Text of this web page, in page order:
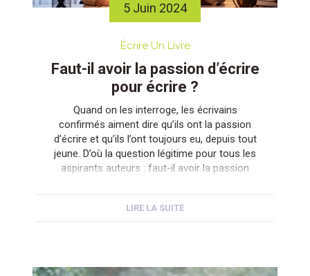
5 Juin 2024
Écrire Un Livre
Faut-il avoir la passion d’écrire
pour écrire ?
Quand on les interroge, les écrivains
confirmés aiment dire qu’ils ont la passion
d’écrire et qu’ils l’ont toujours eu, depuis tout
jeune. D’où la question légitime pour tous les
aspirants auteurs : faut-il avoir la passion
reconnait on qu’on […]
LIRE LA SUITE